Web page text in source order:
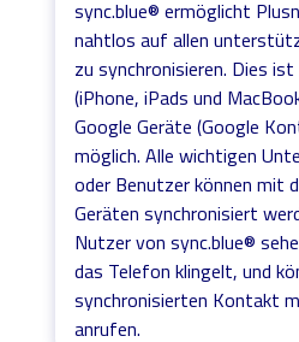
sync.blue® ermöglicht
nahtlos auf allen
zu synchronisieren. Dies
(iPhone, iPads und
Google Geräte (Google
möglich. Alle wichtigen
oder Benutzer können mit
Geräten synchronisiert
Nutzer von sync.blue®
das Telefon klingelt, und
synchronisierten Kontakt
anrufen.